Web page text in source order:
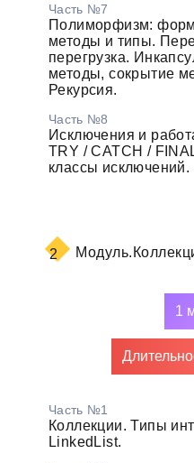
Часть №7
Полиморфизм:
методы и типы.
перегрузка.
методы, сокрытие
Рекурсия.
Часть №8
Исключения и
TRY / CATCH /
классы исключений.
2 Модуль.
1
Часть №1
Коллекции. Типы
LinkedList.